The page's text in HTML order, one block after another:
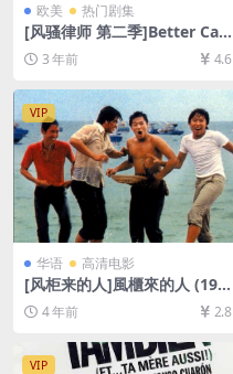
欧美 热门剧集
[风骚律师 第二季]Better Call
Saul Season 2 (2016)[百度网
盘+迅雷云盘+阿里云盘资源10
80P超清未删减][MP4/11GB]
[中英字幕]
3 年前 4.6
VIP
华语 高清电影
[风柜来的人]風櫃來的人 (198
3)[百度网盘+迅雷云盘资源10
80P超清未删减][MP4/6GB]
[中文字幕]
4 年前 2.8
VIP